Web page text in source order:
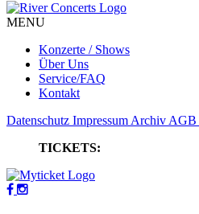
MENU
Konzerte / Shows
Über Uns
Service/FAQ
Kontakt
Datenschutz Impressum Archiv AGB
TICKETS: